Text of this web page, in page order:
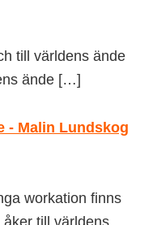
till världens ände
ände […]
- Malin Lundskog
workation finns
till världens